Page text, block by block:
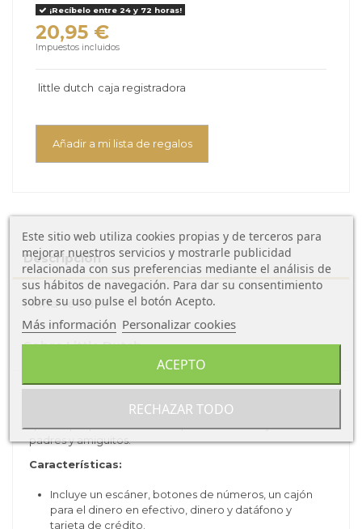
¡Recíbelo entre 24 y 72 horas!
20,95 €
Impuestos incluidos
little dutch caja registradora
Añadir a mi lista de regalos
Descripción
Ficha técnica
Sobre Little Dutch
marca Little Dutch es un hermoso juego simbólico con el
que los pequeños de la casa podrán disfrutar junto a sus
padres y amiguitos.
Características:
Incluye un escáner, botones de números, un cajón
para el dinero en efectivo, dinero y datáfono y
tarjeta de crédito.
Este sitio web utiliza cookies propias y de terceros para
mejorar nuestros servicios y mostrarle publicidad
relacionada con sus preferencias mediante el análisis de
sus hábitos de navegación. Para dar su consentimiento
sobre su uso pulse el botón Acepto.
Más información Personalizar cookies
RECHAZAR TODO
ACEPTO